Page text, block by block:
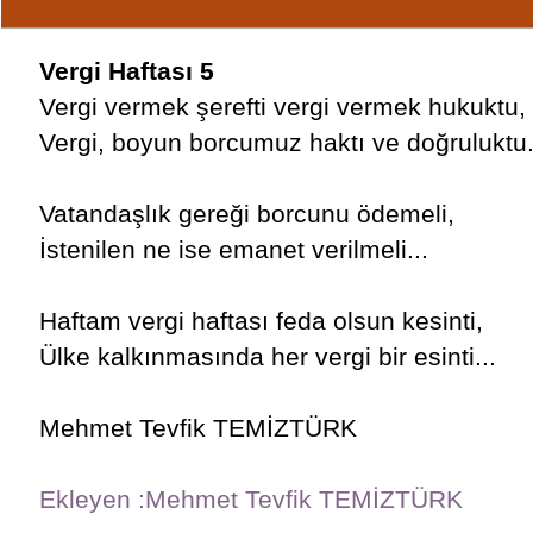
Vergi Haftası 5
Vergi vermek şerefti vergi vermek hukuktu,
Vergi, boyun borcumuz haktı ve
Vatandaşlık gereği borcunu ödemeli,
İstenilen ne ise emanet verilmeli...
Haftam vergi haftası feda olsun kesinti,
Ülke kalkınmasında her vergi bir esinti...
Mehmet Tevfik TEMİZTÜRK
Ekleyen :Mehmet Tevfik TEMİZTÜRK